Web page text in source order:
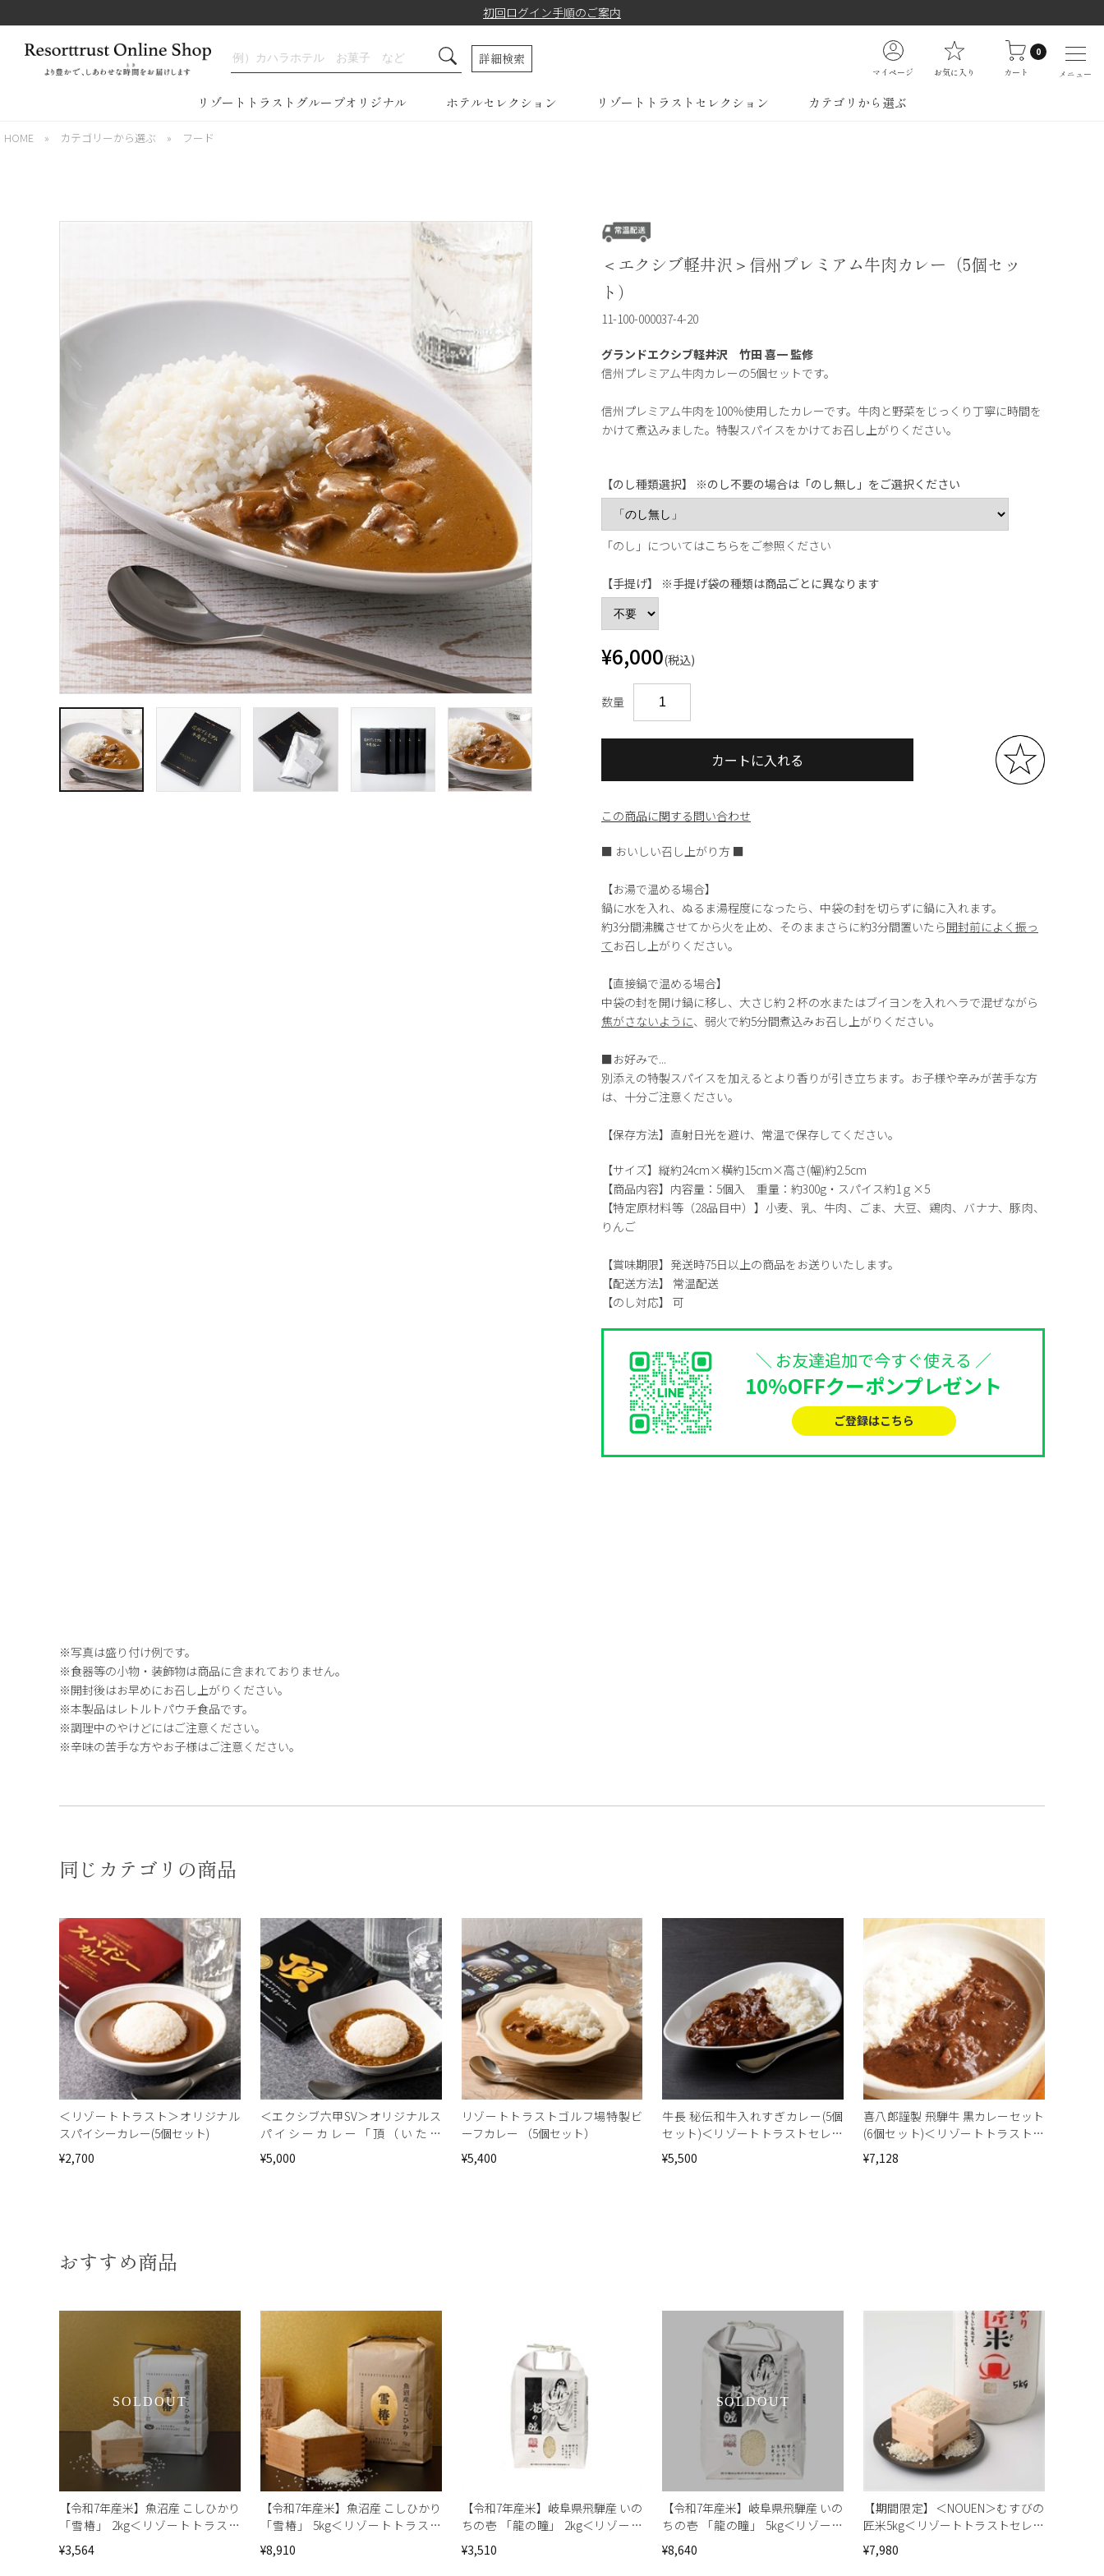
初回ログイン手順のご案内
詳細検索
マイページ お気に入り
0
カート
メニュー
リゾートトラストグループオリジナル ホテルセレクション リゾートトラストセレクション カテゴリから選ぶ
HOME » カテゴリーから選ぶ » フード
＜エクシブ軽井沢＞信州プレミアム牛肉カレー（5個セッ
ト）
11-100-000037-4-20
グランドエクシブ軽井沢 竹田 喜一 監修
信州プレミアム牛肉カレーの5個セットです。
信州プレミアム牛肉を100％使用したカレーです。牛肉と野菜をじっくり丁寧に時間を
かけて煮込みました。特製スパイスをかけてお召し上がりください。
【のし種類選択】 ※のし不要の場合は「のし無し」をご選択ください
「のし」についてはこちらをご参照ください
【手提げ】 ※手提げ袋の種類は商品ごとに異なります
¥6,000(税込)
数量
カートに入れる
この商品に関する問い合わせ
■ おいしい召し上がり方 ■
【お湯で温める場合】
鍋に水を入れ、ぬるま湯程度になったら、中袋の封を切らずに鍋に入れます。
約3分間沸騰させてから火を止め、そのままさらに約3分間置いたら開封前によく振っ
て お召し上がりください。
【直接鍋で温める場合】
中袋の封を開け鍋に移し、大さじ約２杯の水またはブイヨンを入れヘラで混ぜながら
焦がさないように、弱火で約5分間煮込みお召し上がりください。
■お好みで...
別添えの特製スパイスを加えるとより香りが引き立ちます。お子様や辛みが苦手な方
は、十分ご注意ください。
【保存方法】直射日光を避け、常温で保存してください。
【サイズ】 縦約24cm×横約15cm×高さ(幅)約2.5cm
【商品内容】 内容量：5個入 重量：約300g・スパイス約1ｇ×5
【特定原材料等（28品目中）】 小麦、乳、牛肉、ごま、大豆、鶏肉、バナナ、豚肉、
りんご
【賞味期限】 発送時75日以上の商品をお送りいたします。
【配送方法】
常温配送
【のし対応】 可
＼ お友達追加で今すぐ使える ／
10%OFFクーポンプレゼント
ご登録はこちら
※写真は盛り付け例です。
※食器等の小物・装飾物は商品に含まれておりません。
※開封後はお早めにお召し上がりください。
※本製品はレトルトパウチ食品です。
※調理中のやけどにはご注意ください。
※辛味の苦手な方やお子様はご注意ください。
同じカテゴリの商品
＜リゾートトラスト＞オリジナル
スパイシーカレー(5個セット)
¥2,700
＜エクシブ六甲SV＞オリジナルス
パイシーカレー「頂（いただ
き）」（5個セット）
¥5,000
リゾートトラストゴルフ場特製ビ
ーフカレー （5個セット）
¥5,400
牛長 秘伝和牛入れすぎカレー(5個
セット)＜リゾートトラストセレク
ション＞
¥5,500
喜八郎謹製 飛騨牛 黒カレーセット
(6個セット)＜リゾートトラストセ
レクション＞[地域の銘品：岐阜]
¥7,128
おすすめ商品
SOLDOUT
【令和7年産米】魚沼産 こしひかり
「雪椿」 2kg＜リゾートトラスト
セレクション＞
¥3,564
【令和7年産米】魚沼産 こしひかり
「雪椿」 5kg＜リゾートトラスト
セレクション＞
¥8,910
【令和7年産米】岐阜県飛騨産 いの
ちの壱 「龍の瞳」 2kg＜リゾート
トラストセレクション＞
¥3,510
SOLDOUT
【令和7年産米】岐阜県飛騨産 いの
ちの壱 「龍の瞳」 5kg＜リゾート
トラストセレクション＞
¥8,640
【期間限定】＜NOUEN＞むすびの
匠米5kg＜リゾートトラストセレク
ション＞[地域の銘品：兵庫]
¥7,980